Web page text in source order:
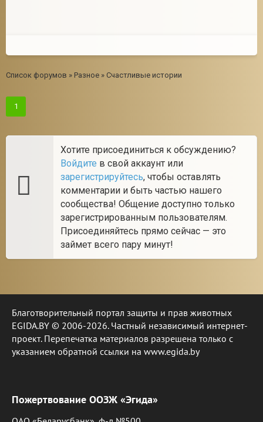
Список форумов » Разное » Счастливые истории
1
Хотите присоединиться к обсуждению?
Войдите в свой аккаунт или
зарегистрируйтесь, чтобы оставлять
комментарии и быть частью нашего
сообщества! Общение доступно только
зарегистрированным пользователям.
Присоединяйтесь прямо сейчас — это
займет всего пару минут!
Благотворительный портал защиты и прав животных
EGIDA.BY © 2006-2026. Частный независимый интернет-
проект. Перепечатка материалов разрешена только с
указанием обратной ссылки на www.egida.by
Пожертвование ООЗЖ «Эгида»